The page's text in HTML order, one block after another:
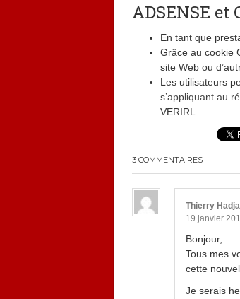
ADSENSE et
En tant que
Grâce au cookie
site Web ou
Les utilisateurs
s’appliquant au
VERIRL
3 COMMENTAIRES
Thierry
19 janvier
Bonjour,
Tous mes
cette
Je serais